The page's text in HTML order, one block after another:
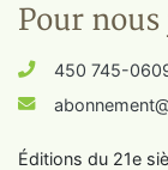
Pour
450 745-
Éditions du 21e